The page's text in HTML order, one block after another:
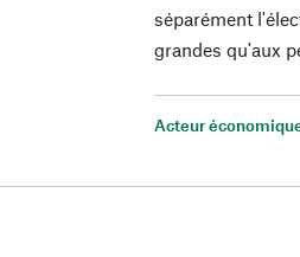
séparément
grandes qu'aux
Acteur